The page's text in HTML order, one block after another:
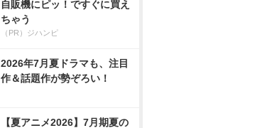
自販機にピッ！ですぐに買え
ちゃう
（PR）ジハンピ
2026年7月夏ドラマも、注目
作＆話題作が勢ぞろい！
【夏アニメ2026】7月期夏の